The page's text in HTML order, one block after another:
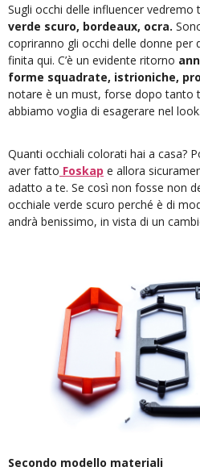
Sugli occhi delle influencer vedremo
verde scuro, bordeaux, ocra.
copriranno gli occhi delle donne per
finita qui. C’è un evidente ritorno
forme squadrate, istrioniche,
notare è un must, forse dopo tanto
abbiamo voglia di esagerare nel look.
Quanti occhiali colorati hai a casa?
aver fatto Foskap e allora
adatto a te. Se così non fosse non
occhiale verde scuro perché è di
andrà benissimo, in vista di un
Secondo modello materiali